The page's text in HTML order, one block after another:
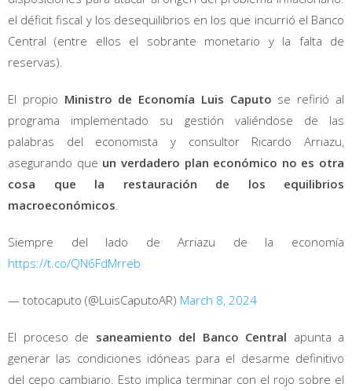
el déficit fiscal y los desequilibrios en los que incurrió el Banco
Central (entre ellos el sobrante monetario y la falta de
reservas).
El propio Ministro de Economía Luis Caputo se refirió al
programa implementado su gestión valiéndose de las
palabras del economista y consultor Ricardo Arriazu,
asegurando que un verdadero plan económico no es otra
cosa que la restauración de los equilibrios
macroeconómicos
Siempre del lado de Arriazu de la economía
https://t.co/QN6FdMrreb
— totocaputo (@LuisCaputoAR) March 8, 2024
El proceso de saneamiento del Banco Central apunta a
generar las condiciones idóneas para el desarme definitivo
del cepo cambiario. Esto implica terminar con el rojo sobre el